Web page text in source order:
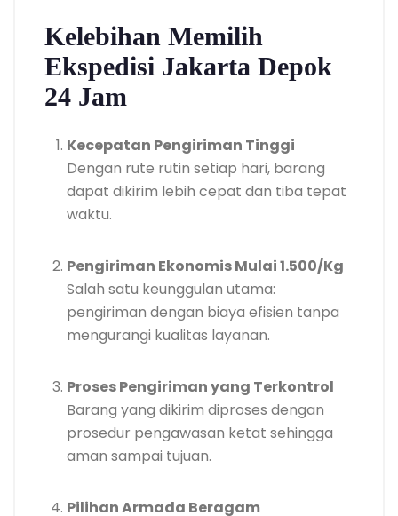
Kelebihan Memilih
Ekspedisi Jakarta Depok
24 Jam
Kecepatan Pengiriman Tinggi
Dengan rute rutin setiap hari, barang
dapat dikirim lebih cepat dan tiba tepat
waktu.
Pengiriman Ekonomis Mulai 1.500/Kg
Salah satu keunggulan utama:
pengiriman dengan biaya efisien tanpa
mengurangi kualitas layanan.
Proses Pengiriman yang Terkontrol
Barang yang dikirim diproses dengan
prosedur pengawasan ketat sehingga
aman sampai tujuan.
Pilihan Armada Beragam